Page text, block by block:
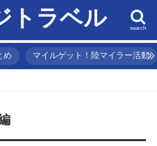
トラベル search
め マイルゲット！陸マイラー活動